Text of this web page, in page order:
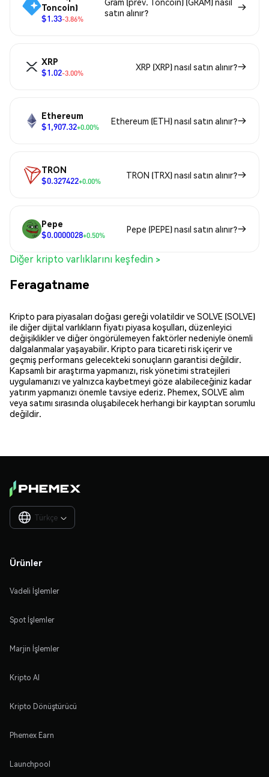
Toncoin)
$1.33-3.86%
satın alınır?
XRP
$1.02-3.00%
XRP (XRP) nasıl satın alınır?
Ethereum
$1,907.32+0.00%
Ethereum (ETH) nasıl satın alınır?
TRON
$0.327422+0.00%
TRON (TRX) nasıl satın alınır?
Pepe
$0.0000028+0.50%
Pepe (PEPE) nasıl satın alınır?
Diğer kripto varlıklarını keşfedin >
Feragatname
Kripto para piyasaları doğası gereği volatildir ve SOLVE (SOLVE)
ile diğer dijital varlıkların fiyatı piyasa koşulları, düzenleyici
değişiklikler ve diğer öngörülemeyen faktörler nedeniyle önemli
dalgalanmalar yaşayabilir. Kripto para ticareti risk içerir ve
geçmiş performans gelecekteki sonuçların garantisi değildir.
Kapsamlı bir araştırma yapmanızı, risk yönetimi stratejileri
uygulamanızı ve yalnızca kaybetmeyi göze alabileceğiniz kadar
yatırım yapmanızı önemle tavsiye ederiz. Phemex, SOLVE alım
veya satımı sırasında oluşabilecek herhangi bir kayıptan sorumlu
değildir.
Türkçe 
Ürünler
Vadeli İşlemler
Spot İşlemler
Marjin İşlemler
Kripto Al
Kripto Dönüştürücü
Phemex Earn
Launchpool